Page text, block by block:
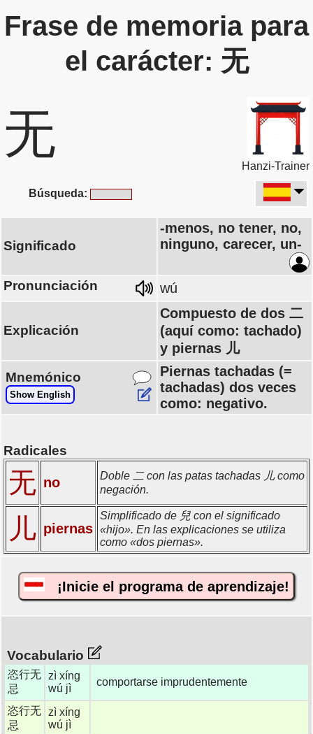
Frase de memoria para
el carácter: 无
无
Hanzi-Trainer
Búsqueda:
Significado
-menos, no tener, no,
ninguno, carecer, un-
Pronunciación wú
Explicación
Compuesto de dos 二
(aquí como: tachado)
y piernas 儿
Mnemónico
Show English
Piernas tachadas (=
tachadas) dos veces
como: negativo.
Radicales
无 no
Doble 二 con las patas tachadas 儿 como
negación.
儿 piernas
Simplificado de 兒 con el significado
«hijo». En las explicaciones se utiliza
como «dos piernas».
¡Inicie el programa de aprendizaje!
Vocabulario
恣行无
忌
zì xíng
wú jì
comportarse imprudentemente
恣行无
忌
zì xíng
wú jì